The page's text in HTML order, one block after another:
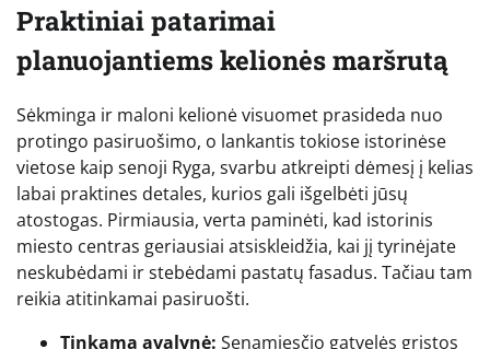
Praktiniai patarimai
planuojantiems kelionės maršrutą
Sėkminga ir maloni kelionė visuomet prasideda nuo
protingo pasiruošimo, o lankantis tokiose istorinėse
vietose kaip senoji Ryga, svarbu atkreipti dėmesį į kelias
labai praktines detales, kurios gali išgelbėti jūsų
atostogas. Pirmiausia, verta paminėti, kad istorinis
miesto centras geriausiai atsiskleidžia, kai jį tyrinėjate
neskubėdami ir stebėdami pastatų fasadus. Tačiau tam
reikia atitinkamai pasiruošti.
Tinkama avalynė: Senamiesčio gatvelės grįstos